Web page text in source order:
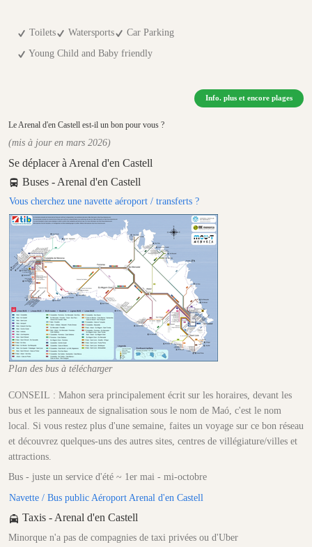
Toilets Watersports
Car Parking
Young Child and Baby friendly
Info. plus et encore plages
Le Arenal d'en Castell est-il un bon pour vous ?
(mis à jour en mars 2026)
Se déplacer à Arenal d'en Castell
Buses - Arenal d'en Castell
Vous cherchez une navette aéroport / transferts ?
Plan des bus à télécharger
CONSEIL : Mahon sera principalement écrit sur les horaires, devant les
bus et les panneaux de signalisation sous le nom de Maó, c'est le nom
local. Si vous restez plus d'une semaine, faites un voyage sur ce bon réseau
et découvrez quelques-uns des autres sites, centres de villégiature/villes et
attractions.
Bus - juste un service d'été ~ 1er mai - mi-octobre
Navette / Bus public Aéroport Arenal d'en Castell
Taxis - Arenal d'en Castell
Minorque n'a pas de compagnies de taxi privées ou d'Uber